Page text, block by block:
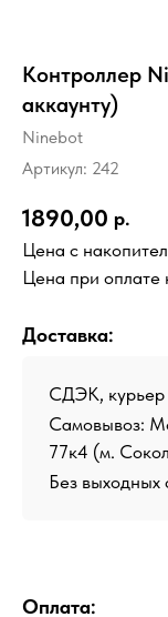
Контроллер
аккаунту)
Ninebot
Артикул: 242
1890,00 р.
Цена с
Цена при оплате
Доставка:
СДЭК,
Самовывоз:
77к4 (м.
Без
Оплата: